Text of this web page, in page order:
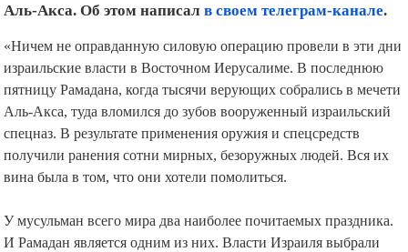
Аль-Акса. Об этом написалв своем телеграм-канале.
«Ничем не оправданную силовую операцию провели в эти дни
израильские власти в Восточном Иерусалиме. В последнюю
пятницу Рамадана, когда тысячи верующих собрались в мечети
Аль-Акса, туда вломился до зубов вооруженный израильский
спецназ. В результате применения оружия и спецсредств
получили ранения сотни мирных, безоружных людей. Вся их
вина была в том, что они хотели помолиться.
У мусульман всего мира два наиболее почитаемых праздника.
И Рамадан является одним из них. Власти Израиля выбрали